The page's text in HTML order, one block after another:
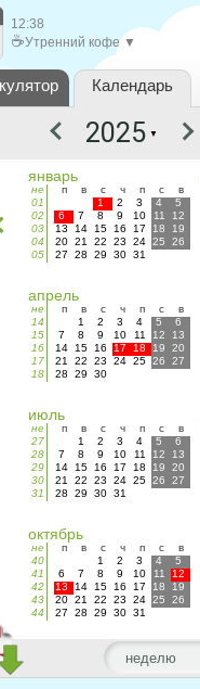
12:38
☕Утренний кофе ▼
Календарь
▼
январь
не п в с ч п с
в
01
1 2 3 4
5
02
6 7 8 9 10 11
12
03
13 14 15 16 17 18
19
04
20 21 22 23 24 25
26
05
27 28 29 30 31
апрель
не п в с ч п с
в
14
1 2 3 4 5
6
15
7 8 9 10 11 12
13
16
14 15 16 17 18 19
20
17
21 22 23 24 25 26
27
18
28 29 30
июль
не п в с ч п с
в
27
1 2 3 4 5
6
28
7 8 9 10 11 12
13
29
14 15 16 17 18 19
20
30
21 22 23 24 25 26
27
31
28 29 30 31
октябрь
не п в с ч п с
в
40
1 2 3 4
5
41
6 7 8 9 10 11
12
42
13 14 15 16 17 18
19
43
20 21 22 23 24 25
26
44
27 28 29 30 31
неделю